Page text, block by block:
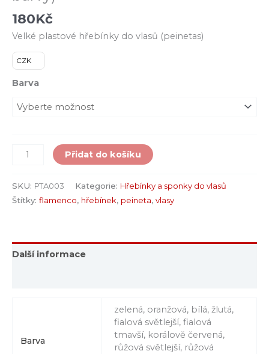
180Kč
Velké plastové hřebínky do vlasů (peinetas)
CZK
Barva
Přidat do košíku
SKU: PTA003 Kategorie: Hřebínky a sponky do vlasů
Štítky: flamenco, hřebínek, peineta, vlasy
Další informace
Barva
zelená, oranžová, bílá, žlutá,
fialová světlejší, fialová
tmavší, korálově červená,
růžová světlejší, růžová